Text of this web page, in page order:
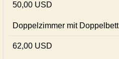
50,00 USD
Doppelzimmer mit Doppelbett
62,00 USD